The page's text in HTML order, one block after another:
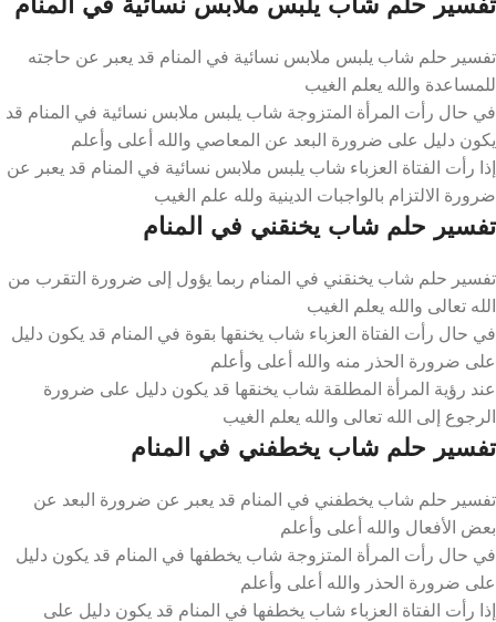
تفسير حلم شاب يلبس ملابس نسائية في المنام قد يعبر عن حاجته
للمساعدة والله يعلم الغيب
في حال رأت المرأة المتزوجة شاب يلبس ملابس نسائية في المنام قد
يكون دليل على ضرورة البعد عن المعاصي والله أعلى وأعلم
إذا رأت الفتاة العزباء شاب يلبس ملابس نسائية في المنام قد يعبر عن
ضرورة الالتزام بالواجبات الدينية ولله علم الغيب
تفسير حلم شاب يخنقني في المنام
تفسير حلم شاب يخنقني في المنام ربما يؤول إلى ضرورة التقرب من
الله تعالى والله يعلم الغيب
في حال رأت الفتاة العزباء شاب يخنقها بقوة في المنام قد يكون دليل
على ضرورة الحذر منه والله أعلى وأعلم
عند رؤية المرأة المطلقة شاب يخنقها قد يكون دليل على ضرورة
الرجوع إلى الله تعالى والله يعلم الغيب
تفسير حلم شاب يخطفني في المنام
تفسير حلم شاب يخطفني في المنام قد يعبر عن ضرورة البعد عن
بعض الأفعال والله أعلى وأعلم
في حال رأت المرأة المتزوجة شاب يخطفها في المنام قد يكون دليل
على ضرورة الحذر والله أعلى وأعلم
إذا رأت الفتاة العزباء شاب يخطفها في المنام قد يكون دليل على